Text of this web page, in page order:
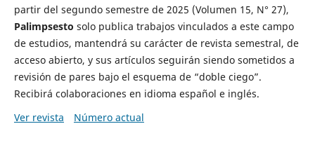
partir del segundo semestre de 2025 (Volumen 15, N° 27),
Palimpsesto solo publica trabajos vinculados a este campo
de estudios, mantendrá su carácter de revista semestral, de
acceso abierto, y sus artículos seguirán siendo sometidos a
revisión de pares bajo el esquema de “doble ciego”.
Recibirá colaboraciones en idioma español e inglés.
Ver revista
Número actual